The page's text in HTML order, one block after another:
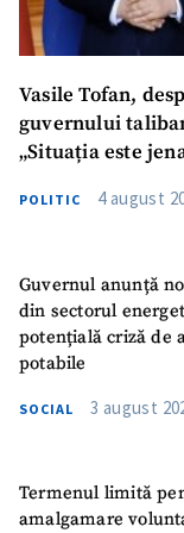
Vasile Tofan,
guvernului
„Situația este
POLITIC 4 august
Guvernul anunță
din sectorul
potențială criză de
potabile
SOCIAL 3 august
Termenul limită
amalgamare